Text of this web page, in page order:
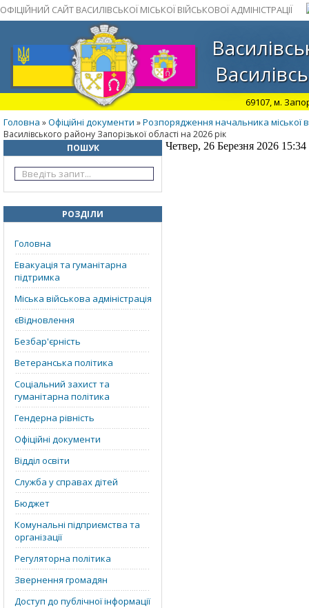
ОФІЦІЙНИЙ САЙТ ВАСИЛІВСЬКОЇ МІСЬКОЇ ВІЙСЬКОВОЇ АДМІНІСТРАЦІЇ
69107, м.
Головна »Офіційні документи »Розпорядження начальника міської
Василівського району Запорізької області на 2026 рік
ПОШУК
РОЗДІЛИ
Головна
Евакуація та гуманітарна
підтримка
Міська військова адміністрація
єВідновлення
Безбар'єрність
Ветеранська політика
Соціальний захист та
гуманітарна політика
Гендерна рівність
Офіційні документи
Відділ освіти
Служба у справах дітей
Бюджет
Комунальні підприємства та
організації
Регуляторна політика
Звернення громадян
Доступ до публічної інформації
Четвер, 26 Березня 2026 15:34